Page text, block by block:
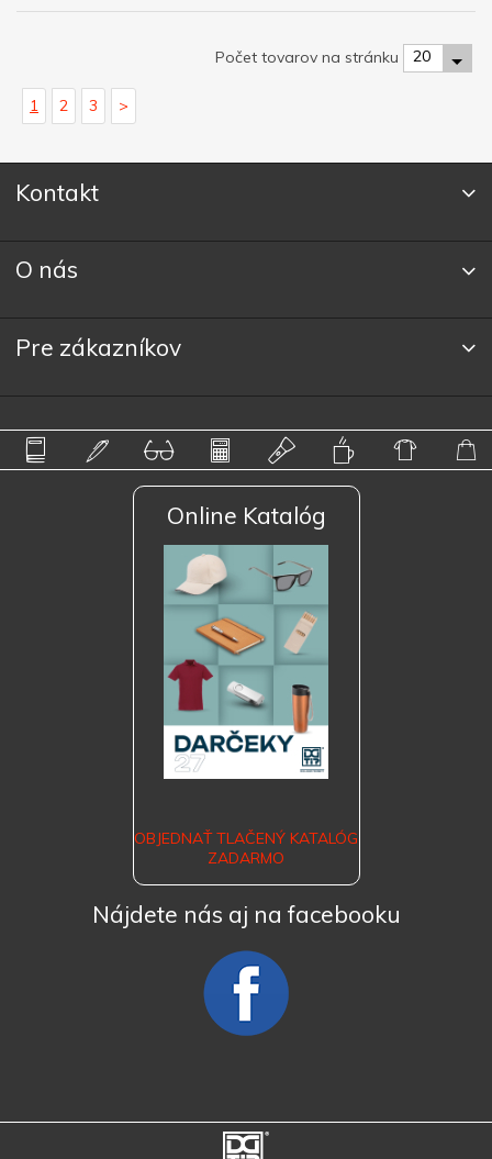
Počet tovarov na stránku 20
1 2 3 >
Kontakt
O nás
Pre zákazníkov
Online Katalóg
OBJEDNAŤ TLAČENÝ KATALÓG
ZADARMO
Nájdete nás aj na facebooku